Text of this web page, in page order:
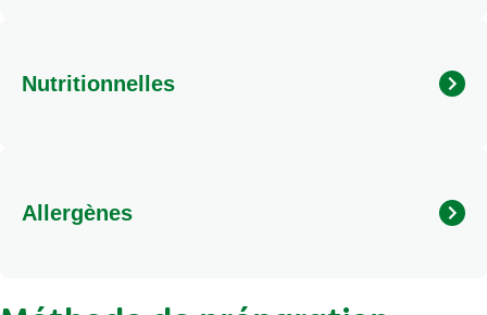
Nutritionnelles
Allergènes